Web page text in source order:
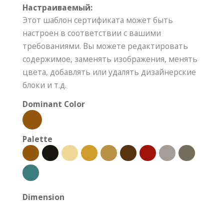
Настраиваемый:
Этот шаблон сертификата может быть
настроен в соответствии с вашими
требованиями. Вы можете редактировать
содержимое, заменять изображения, менять
цвета, добавлять или удалять дизайнерские
блоки и т.д.
Dominant Color
Palette
Dimension